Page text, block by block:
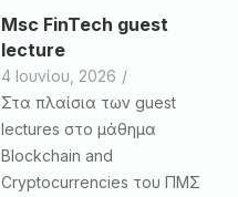
Msc FinTech guest
lecture
4 Ιουνίου, 2026 /
Στα πλαίσια των guest
lectures στο μάθημα
Blockchain and
Cryptocurrencies του ΠΜΣ